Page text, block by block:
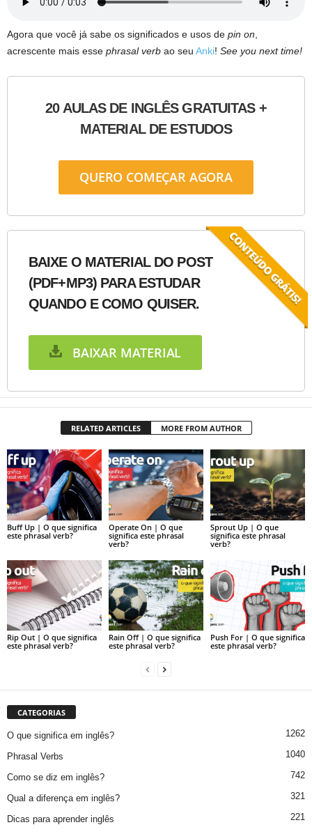
Agora que você já sabe os significados e usos de pin on
acrescente mais esse phrasal verb ao seu Anki! See you next time!
20 AULAS DE INGLÊS GRATUITAS +
MATERIAL DE ESTUDOS
QUERO COMEÇAR AGORA
BAIXE O MATERIAL DO POST
(PDF+MP3) PARA ESTUDAR
QUANDO E COMO QUISER.
BAIXAR MATERIAL
RELATED ARTICLES MORE FROM AUTHOR
Buff Up | O que significa
este phrasal verb?
Operate On | O que
significa este phrasal
verb?
Sprout Up | O que
significa este phrasal
verb?
Rip Out | O que significa
este phrasal verb?
Rain Off | O que significa
este phrasal verb?
Push For | O que significa
este phrasal verb?
CATEGORIAS
O que significa em inglês? 1262
Phrasal Verbs 1040
Como se diz em inglês? 742
Qual a diferença em inglês? 321
Dicas para aprender inglês 221